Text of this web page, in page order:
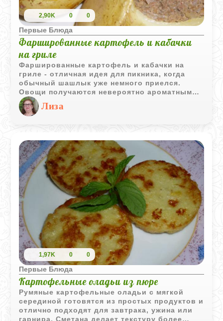
2,90K 0 0
Первые Блюда
Фаршированные картофель и кабачки
на гриле
Фаршированные картофель и кабачки на
гриле - отличная идея для пикника, когда
обычный шашлык уже немного приелся.
Овощи получаются невероятно ароматными,
с легким запахом дымка, а мясная начинка
делает блюдо очень сытным.
Лиза
1,97K 0 0
Первые Блюда
Картофельные оладьи из пюре
Румяные картофельные оладьи с мягкой
серединой готовятся из простых продуктов и
отлично подходят для завтрака, ужина или
гарнира. Сметана делает текстуру более